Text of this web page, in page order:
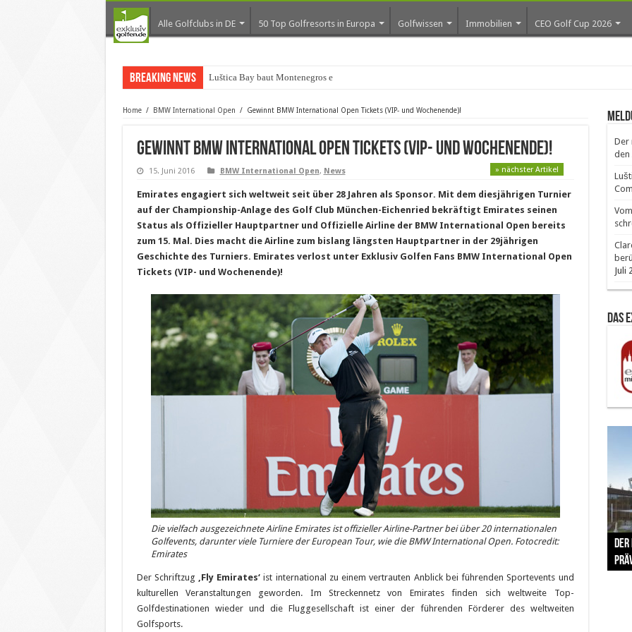
Alle Golfclubs in DE 50 Top Golfresorts in Europa Golfwissen Immobilien CEO Golf Cup 2026
Breaking News Luštica Bay baut Montenegros erste Golf-Community weiter aus
Home / BMW International Open / Gewinnt BMW International Open Tickets (VIP- und Wochenende)!
Gewinnt BMW International Open Tickets (VIP- und Wochenende)!
15. Juni 2016 BMW International Open, News » nächster Artikel
Emirates engagiert sich weltweit seit über 28 Jahren als Sponsor. Mit dem diesjährigen Turnier
auf der Championship-Anlage des Golf Club München-Eichenried bekräftigt Emirates seinen
Status als Offizieller Hauptpartner und Offizielle Airline der BMW International Open bereits
zum 15. Mal. Dies macht die Airline zum bislang längsten Hauptpartner in der 29jährigen
Geschichte des Turniers. Emirates verlost unter Exklusiv Golfen Fans BMW International Open
Tickets (VIP- und Wochenende)!
Die vielfach ausgezeichnete Airline Emirates ist offizieller Airline-Partner bei über 20 internationalen
Golfevents, darunter viele Turniere der European Tour, wie die BMW International Open. Fotocredit:
Emirates
Der Schriftzug ‚Fly Emirates‘ist international zu einem vertrauten Anblick bei führenden Sportevents und
kulturellen Veranstaltungen geworden. Im Streckennetz von Emirates finden sich weltweite Top-
Golfdestinationen wieder und die Fluggesellschaft ist einer der führenden Förderer des weltweiten
Golfsports.
Der
den
Juli
Das
The